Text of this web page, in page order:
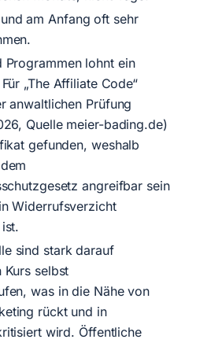
am Anfang oft sehr
Programmen lohnt ein
„The Affiliate Code“
anwaltlichen Prüfung
Quelle meier-bading.de)
gefunden, weshalb
angreifbar sein
Widerrufsverzicht
sind stark darauf
Kurs selbst
was in die Nähe von
rückt und in
wird. Öffentliche